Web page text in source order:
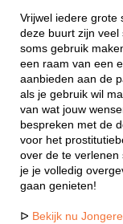
Vrijwel iedere grote
deze buurt zijn
soms gebruik
een raam van een
aanbieden aan de
als je gebruik wil
van wat jouw
bespreken met de
voor het
over de te verlenen
je je volledig
gaan genieten!
ᐅ Bekijk nu